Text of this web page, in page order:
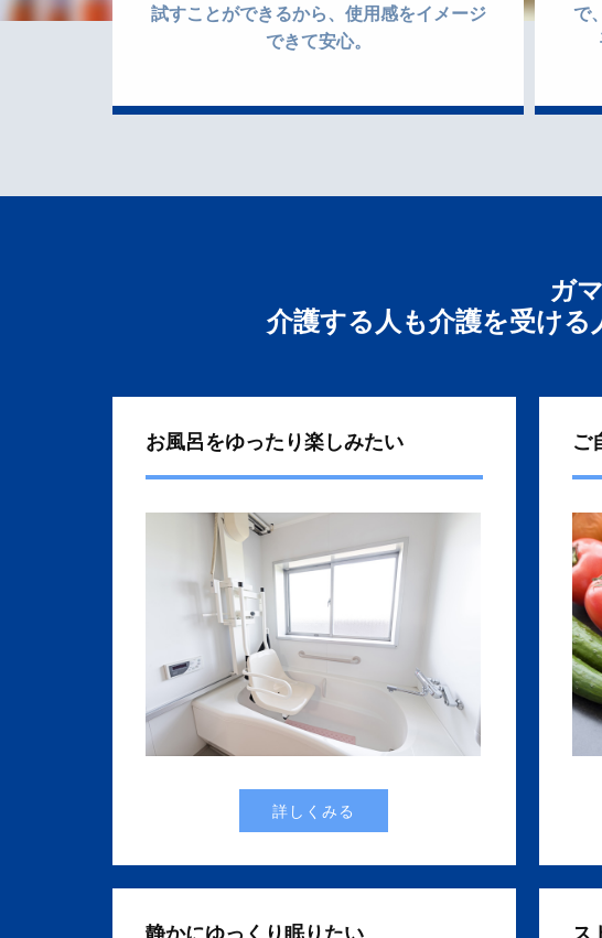
試すことができるから、使用感をイメージ
できて安心。
で
ガ
介護する人も介護を受け
お風呂をゆったり楽しみたい
詳しくみる
ご
静かにゆっくり眠りたい ス